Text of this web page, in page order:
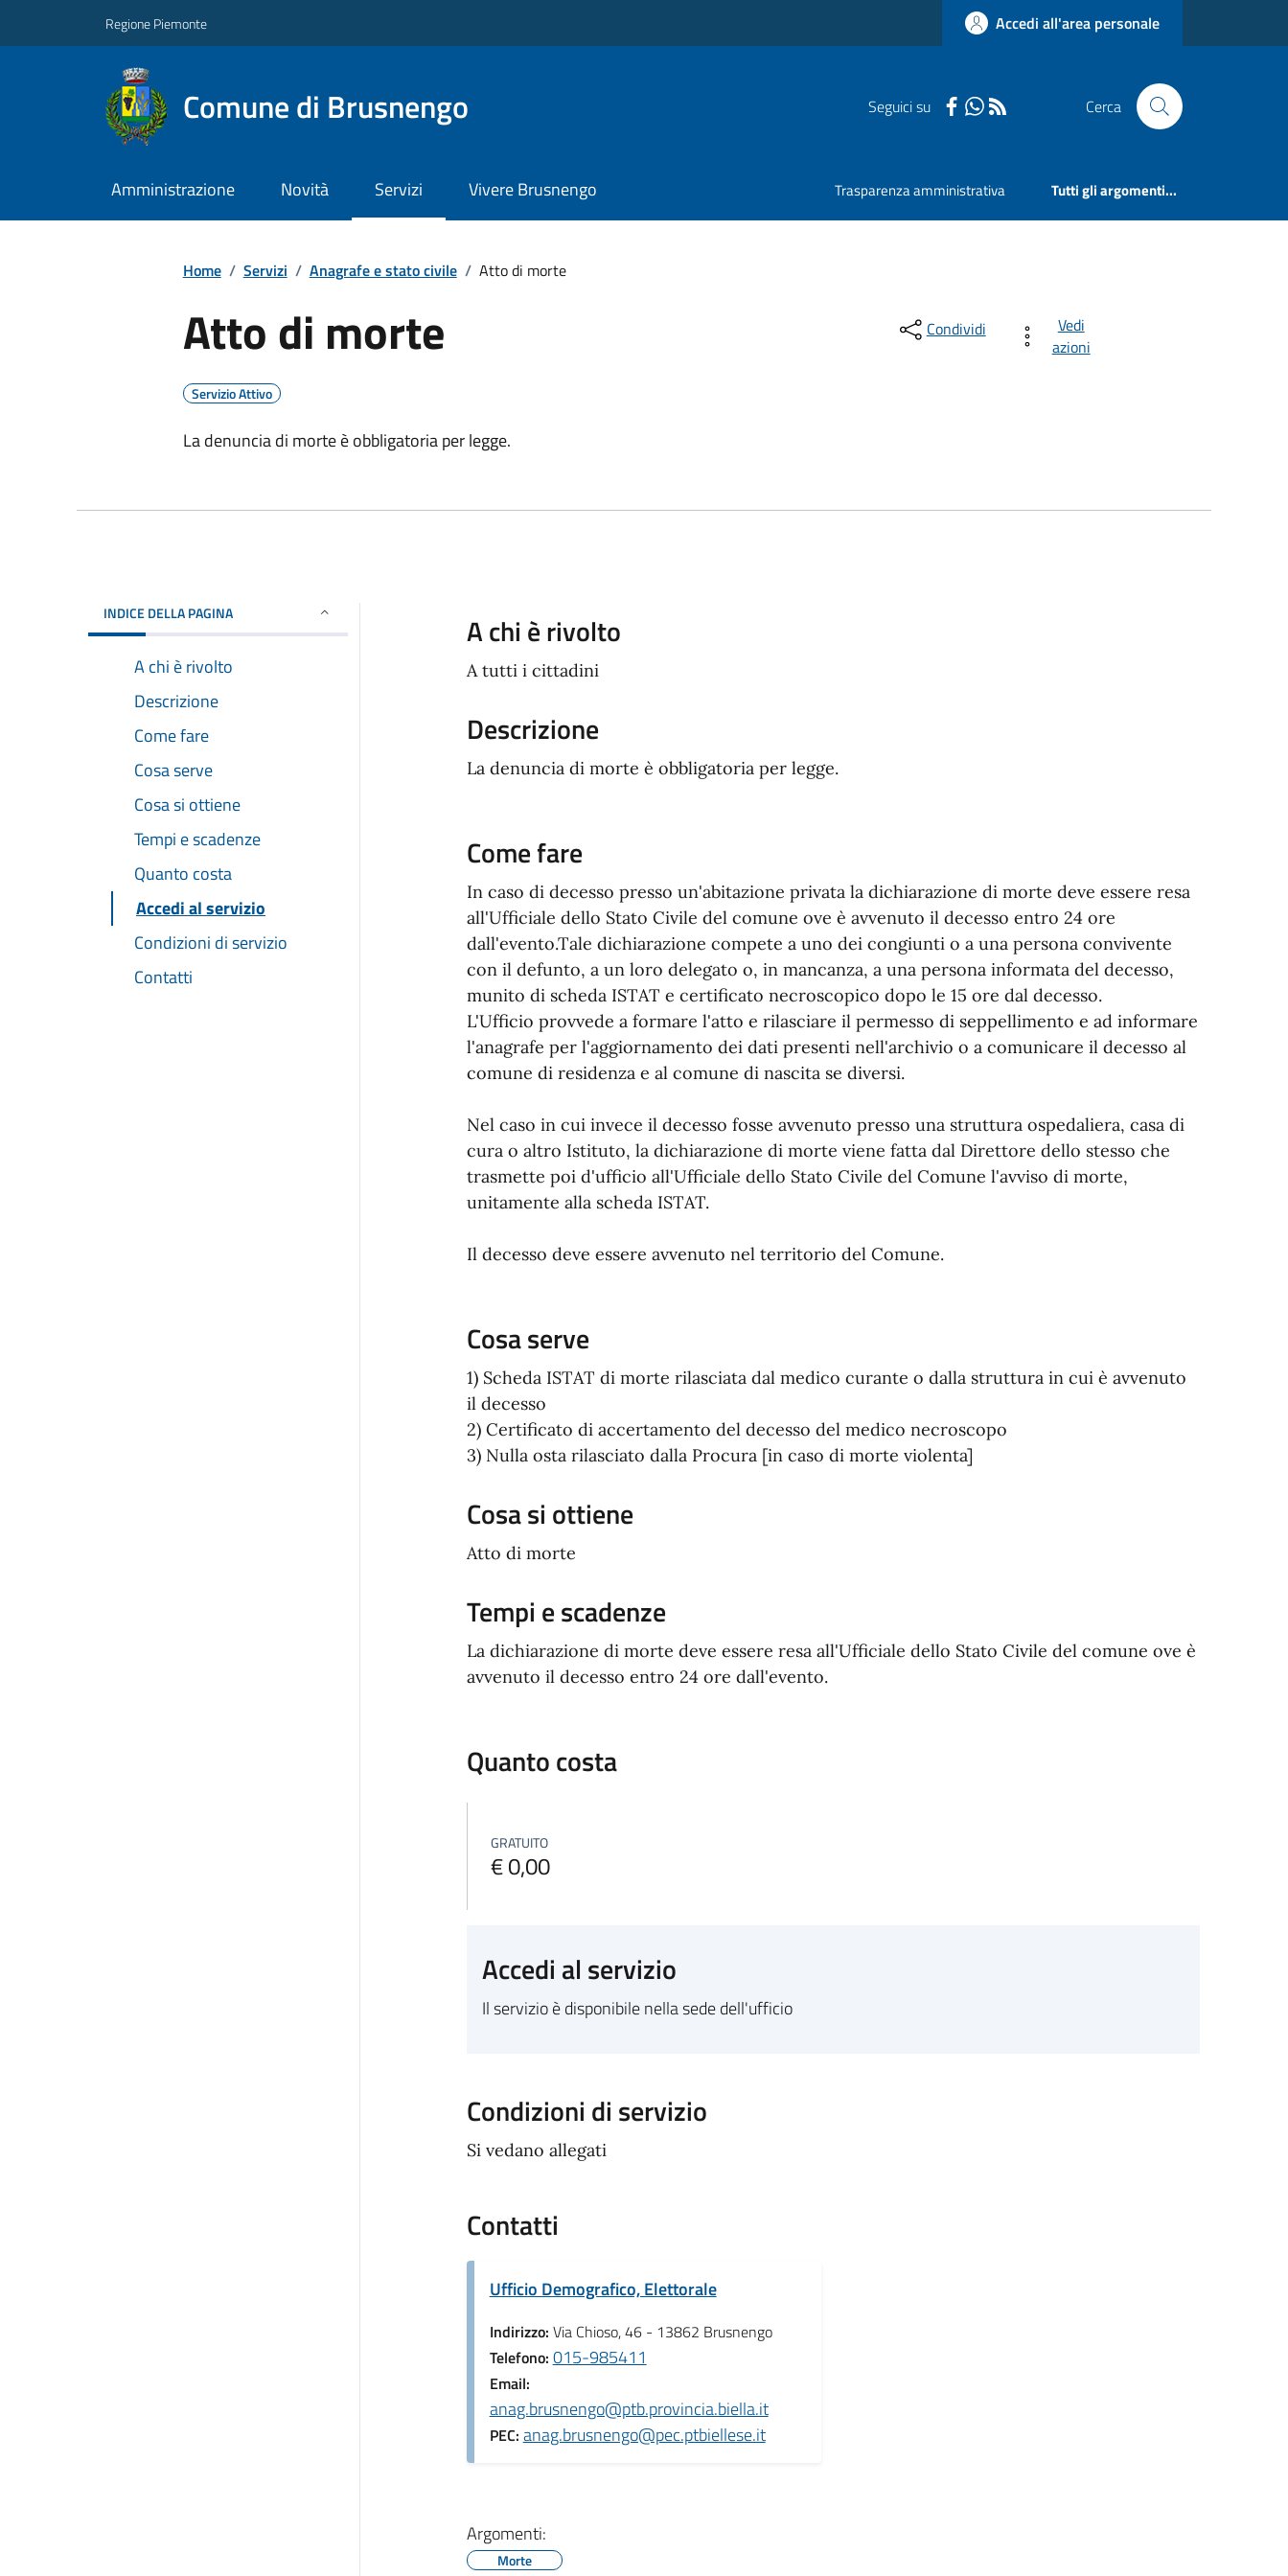
Regione Piemonte Accedi all'area personale
Comune di Brusnengo Seguici su Cerca
Amministrazione Novità Servizi Vivere Brusnengo Trasparenza amministrativa Tutti gli argomenti...
Home / Servizi / Anagrafe e stato civile / Atto di morte
Atto di morte
Servizio Attivo
La denuncia di morte è obbligatoria per legge.
Condividi
Vedi
azioni
INDICE DELLA PAGINA
A chi è rivolto
Descrizione
Come fare
Cosa serve
Cosa si ottiene
Tempi e scadenze
Quanto costa
Accedi al servizio
Condizioni di servizio
Contatti
A chi è rivolto
A tutti i cittadini
Descrizione
La denuncia di morte è obbligatoria per legge.
Come fare
In caso di decesso presso un'abitazione privata la dichiarazione di morte deve essere resa
all'Ufficiale dello Stato Civile del comune ove è avvenuto il decesso entro 24 ore
dall'evento.Tale dichiarazione compete a uno dei congiunti o a una persona convivente
con il defunto, a un loro delegato o, in mancanza, a una persona informata del decesso,
munito di scheda ISTAT e certificato necroscopico dopo le 15 ore dal decesso.
L'Ufficio provvede a formare l'atto e rilasciare il permesso di seppellimento e ad informare
l'anagrafe per l'aggiornamento dei dati presenti nell'archivio o a comunicare il decesso al
comune di residenza e al comune di nascita se diversi.
Nel caso in cui invece il decesso fosse avvenuto presso una struttura ospedaliera, casa di
cura o altro Istituto, la dichiarazione di morte viene fatta dal Direttore dello stesso che
trasmette poi d'ufficio all'Ufficiale dello Stato Civile del Comune l'avviso di morte,
unitamente alla scheda ISTAT.
Il decesso deve essere avvenuto nel territorio del Comune.
Cosa serve
1) Scheda ISTAT di morte rilasciata dal medico curante o dalla struttura in cui è avvenuto
il decesso
2) Certificato di accertamento del decesso del medico necroscopo
3) Nulla osta rilasciato dalla Procura [in caso di morte violenta]
Cosa si ottiene
Atto di morte
Tempi e scadenze
La dichiarazione di morte deve essere resa all'Ufficiale dello Stato Civile del comune ove è
avvenuto il decesso entro 24 ore dall'evento.
Quanto costa
GRATUITO
€ 0,00
Accedi al servizio
Il servizio è disponibile nella sede dell'ufficio
Condizioni di servizio
Si vedano allegati
Contatti
Ufficio Demografico, Elettorale
Indirizzo: Via Chioso, 46 - 13862 Brusnengo
Telefono: 015-985411
Email:
anag.brusnengo@ptb.provincia.biella.it
PEC: anag.brusnengo@pec.ptbiellese.it
Argomenti:
Morte